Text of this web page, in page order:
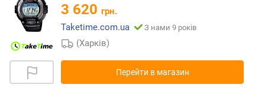
3 620 грн.
Taketime.com.ua
З нами 9 років
(Харків)
Перейти в магазин